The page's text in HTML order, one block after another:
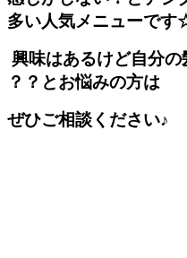
多い人気メニューで
興味はあるけど自分
？？とお悩みの方は
ぜひご相談ください♪